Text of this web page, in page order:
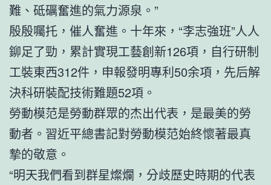
難、砥礪奮進的氣力源泉。”
殷殷囑托，催人奮進。十年來，“李志強班”人人
鉚足了勁，累計實現工藝創新126項，自行研制
工裝東西312件，申報發明專利50余項，先后解
決科研裝配技術難題52項。
勞動模范是勞動群眾的杰出代表，是最美的勞
動者。習近平總書記對勞動模范始終懷著最真
摯的敬意。
“明天我們看到群星燦爛，分歧歷史時期的代表